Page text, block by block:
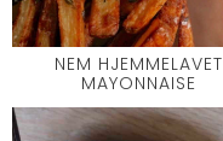
NEM HJEMMELAVET
MAYONNAISE